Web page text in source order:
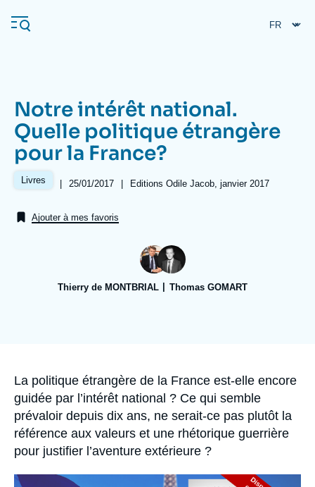
au
contenu
Navigation
principale
L'Ifri
À propos de l'Ifri
Proche-Orient
Notre intérêt national.
Quelle politique étrangère
pour la France?
Livres |
Date
publication
25/01/2017 | Références
Editions Odile Jacob, janvier 2017
Ajouter à mes favoris
Thierry de MONTBRIAL Thomas GOMART
Accroche
La politique étrangère de la France est-elle encore
guidée par l’intérêt national ? Ce qui semble
prévaloir depuis dix ans, ne serait-ce pas plutôt la
référence aux valeurs et une rhétorique guerrière
pour justifier l’aventure extérieure ?
Image